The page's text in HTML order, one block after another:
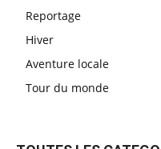
Reportage
Hiver
Aventure locale
Tour du monde